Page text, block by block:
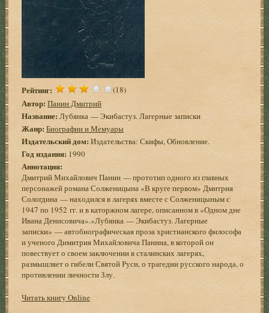
Рейтинг: (18)
Автор: Панин Дмитрий
Название: Лубянка — Экибастуз. Лагерные записки
Жанр: Биографии и Мемуары
Издательский дом: Издательства: Скифы, Обновление.
Год издания: 1990
Аннотация:
Дмитрий Михайлович Панин — прототип одного из главных
персонажей романа Солженицына «В круге первом» Дмитрия
Сологдина — находился в лагерях вместе с Солженицыным с
1947 по 1952 гг. и в каторжном лагере, описанном в «Одном дне
Ивана Денисовича».«Лубянка — Экибастуз. Лагерные
записки» — автобиографическая проза христианского философа
и ученого Димитрия Михайловича Панина, в которой он
повествует о своем заключении в сталинских лагерях,
размышляет о гибели Святой Руси, о трагедии русского народа, о
противлении личности Злу.
Читать книгу Online